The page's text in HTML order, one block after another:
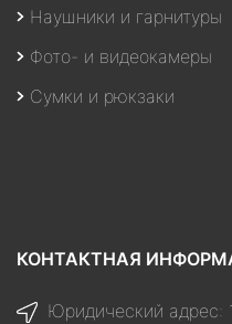
Наушники и гарнитуры
Фото- и видеокамеры
Сумки и рюкзаки
КОНТАКТНАЯ
Юридический адрес: